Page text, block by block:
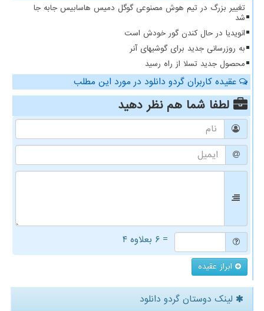
تغییر بزرگ در تیم هوش مصنوعی گوگل دمیس هاسابیس جابه جا
شد
انویدیا در حال کندن گور خودش است
به روزرسانی جدید برای گوشیهای آنر
محصول جدید تسلا از راه رسید
عقیده کاربران گردو دانلود در مورد این مطلب
لطفا شما همنظر دهید
= ۶ بعلاوه ۴
ابراز عقیده
لینک دوستان گردو دانلود